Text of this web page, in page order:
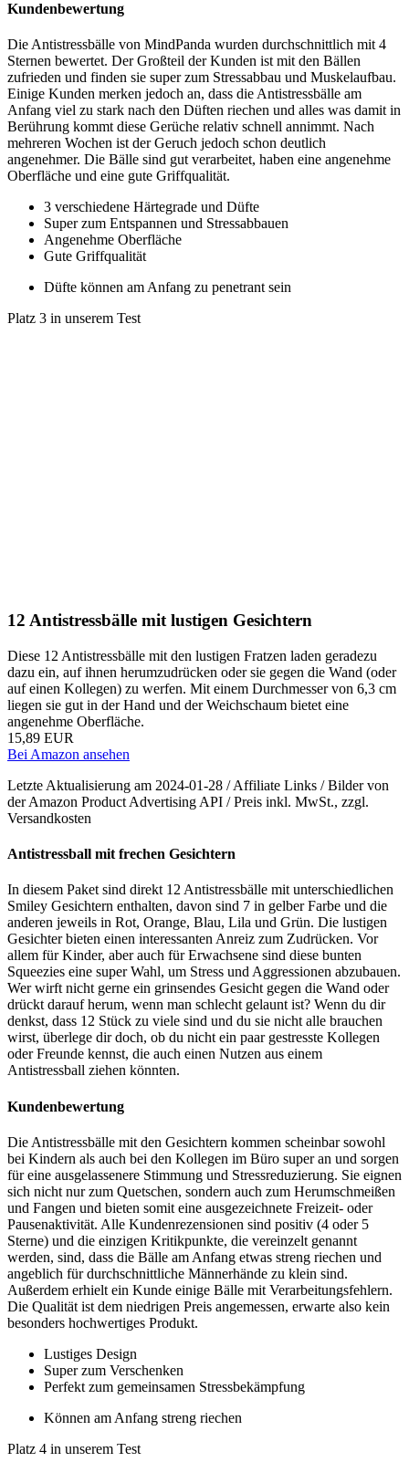
Kundenbewertung
Die Antistressbälle von MindPanda wurden durchschnittlich mit 4
Sternen bewertet. Der Großteil der Kunden ist mit den Bällen
zufrieden und finden sie super zum Stressabbau und Muskelaufbau.
Einige Kunden merken jedoch an, dass die Antistressbälle am
Anfang viel zu stark nach den Düften riechen und alles was damit in
Berührung kommt diese Gerüche relativ schnell annimmt. Nach
mehreren Wochen ist der Geruch jedoch schon deutlich
angenehmer. Die Bälle sind gut verarbeitet, haben eine angenehme
Oberfläche und eine gute Griffqualität.
3 verschiedene Härtegrade und Düfte
Super zum Entspannen und Stressabbauen
Angenehme Oberfläche
Gute Griffqualität
Düfte können am Anfang zu penetrant sein
Platz 3 in unserem Test
12 Antistressbälle mit lustigen Gesichtern
Diese 12 Antistressbälle mit den lustigen Fratzen laden geradezu
dazu ein, auf ihnen herumzudrücken oder sie gegen die Wand (oder
auf einen Kollegen) zu werfen. Mit einem Durchmesser von 6,3 cm
liegen sie gut in der Hand und der Weichschaum bietet eine
angenehme Oberfläche.
15,89 EUR
Bei Amazon ansehen
Letzte Aktualisierung am 2024-01-28 / Affiliate Links / Bilder von
der Amazon Product Advertising API / Preis inkl. MwSt., zzgl.
Versandkosten
Antistressball mit frechen Gesichtern
In diesem Paket sind direkt 12 Antistressbälle mit unterschiedlichen
Smiley Gesichtern enthalten, davon sind 7 in gelber Farbe und die
anderen jeweils in Rot, Orange, Blau, Lila und Grün. Die lustigen
Gesichter bieten einen interessanten Anreiz zum Zudrücken. Vor
allem für Kinder, aber auch für Erwachsene sind diese bunten
Squeezies eine super Wahl, um Stress und Aggressionen abzubauen.
Wer wirft nicht gerne ein grinsendes Gesicht gegen die Wand oder
drückt darauf herum, wenn man schlecht gelaunt ist? Wenn du dir
denkst, dass 12 Stück zu viele sind und du sie nicht alle brauchen
wirst, überlege dir doch, ob du nicht ein paar gestresste Kollegen
oder Freunde kennst, die auch einen Nutzen aus einem
Antistressball ziehen könnten.
Kundenbewertung
Die Antistressbälle mit den Gesichtern kommen scheinbar sowohl
bei Kindern als auch bei den Kollegen im Büro super an und sorgen
für eine ausgelassenere Stimmung und Stressreduzierung. Sie eignen
sich nicht nur zum Quetschen, sondern auch zum Herumschmeißen
und Fangen und bieten somit eine ausgezeichnete Freizeit- oder
Pausenaktivität. Alle Kundenrezensionen sind positiv (4 oder 5
Sterne) und die einzigen Kritikpunkte, die vereinzelt genannt
werden, sind, dass die Bälle am Anfang etwas streng riechen und
angeblich für durchschnittliche Männerhände zu klein sind.
Außerdem erhielt ein Kunde einige Bälle mit Verarbeitungsfehlern.
Die Qualität ist dem niedrigen Preis angemessen, erwarte also kein
besonders hochwertiges Produkt.
Lustiges Design
Super zum Verschenken
Perfekt zum gemeinsamen Stressbekämpfung
Können am Anfang streng riechen
Platz 4 in unserem Test